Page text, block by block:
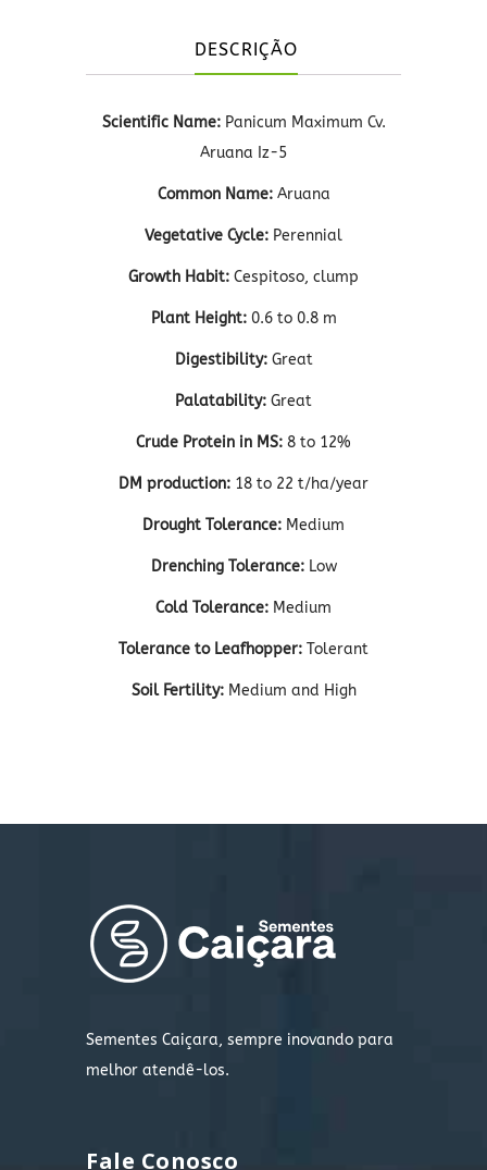
DESCRIÇÃO
Scientific Name:Panicum Maximum Cv.
Aruana Iz-5
Common Name:Aruana
Vegetative Cycle: Perennial
Growth Habit: Cespitoso, clump
Plant Height:0.6 to 0.8 m
Digestibility:Great
Palatability: Great
Crude Protein in MS: 8 to 12%
DM production: 18 to 22 t/ha/year
Drought Tolerance: Medium
Drenching Tolerance:Low
Cold Tolerance: Medium
Tolerance to Leafhopper: Tolerant
Soil Fertility:Medium and High
Sementes Caiçara, sempre inovando para
melhor atendê-los.
Fale Conosco